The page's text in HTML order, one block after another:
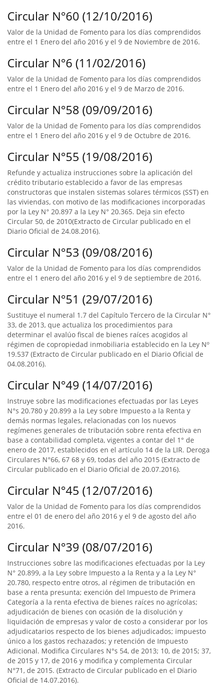
Circular N°60 (12/10/2016)
Valor de la Unidad de Fomento para los días comprendidos
entre el 1 Enero del año 2016 y el 9 de Noviembre de 2016.
Circular N°6 (11/02/2016)
Valor de la Unidad de Fomento para los días comprendidos
entre el 1 Enero del año 2016 y el 9 de Marzo de 2016.
Circular N°58 (09/09/2016)
Valor de la Unidad de Fomento para los días comprendidos
entre el 1 Enero del año 2016 y el 9 de Octubre de 2016.
Circular N°55 (19/08/2016)
Refunde y actualiza instrucciones sobre la aplicación del
crédito tributario establecido a favor de las empresas
constructoras que instalen sistemas solares térmicos (SST) en
las viviendas, con motivo de las modificaciones incorporadas
por la Ley N° 20.897 a la Ley N° 20.365. Deja sin efecto
Circular 50, de 2010(Extracto de Circular publicado en el
Diario Oficial de 24.08.2016).
Circular N°53 (09/08/2016)
Valor de la Unidad de Fomento para los días comprendidos
entre el 1 enero del año 2016 y el 9 de septiembre de 2016.
Circular N°51 (29/07/2016)
Sustituye el numeral 1.7 del Capítulo Tercero de la Circular N°
33, de 2013, que actualiza los procedimientos para
determinar el avalúo fiscal de bienes raíces acogidos al
régimen de copropiedad inmobiliaria establecido en la Ley Nº
19.537 (Extracto de Circular publicado en el Diario Oficial de
04.08.2016).
Circular N°49 (14/07/2016)
Instruye sobre las modificaciones efectuadas por las Leyes
N°s 20.780 y 20.899 a la Ley sobre Impuesto a la Renta y
demás normas legales, relacionadas con los nuevos
regímenes generales de tributación sobre renta efectiva en
base a contabilidad completa, vigentes a contar del 1° de
enero de 2017, establecidos en el artículo 14 de la LIR. Deroga
Circulares N°66, 67 68 y 69, todas del año 2015 (Extracto de
Circular publicado en el Diario Oficial de 20.07.2016).
Circular N°45 (12/07/2016)
Valor de la Unidad de Fomento para los días comprendidos
entre el 01 de enero del año 2016 y el 9 de agosto del año
2016.
Circular N°39 (08/07/2016)
Instrucciones sobre las modificaciones efectuadas por la Ley
N° 20.899, a la Ley sobre Impuesto a la Renta y a la Ley N°
20.780, respecto entre otros, al régimen de tributación en
base a renta presunta; exención del Impuesto de Primera
Categoría a la renta efectiva de bienes raíces no agrícolas;
adjudicación de bienes con ocasión de la disolución y
liquidación de empresas y valor de costo a considerar por los
adjudicatarios respecto de los bienes adjudicados; impuesto
único a los gastos rechazados; y retención de Impuesto
Adicional. Modifica Circulares N°s 54, de 2013; 10, de 2015; 37,
de 2015 y 17, de 2016 y modifica y complementa Circular
N°71, de 2015. (Extracto de Circular publicado en el Diario
Oficial de 14.07.2016).